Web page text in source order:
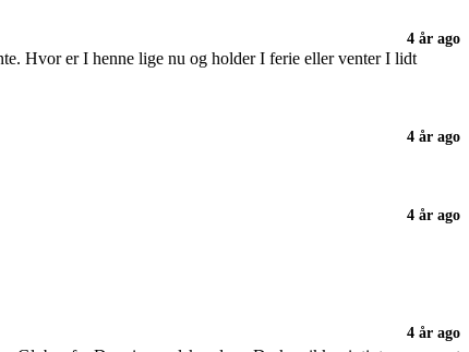
4 år ago
Hvor er I henne lige nu og holder I ferie eller venter I lidt
4 år ago
4 år ago
4 år ago